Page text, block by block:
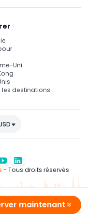
maintenant
Uni
les destinations
- Tous droits réservés